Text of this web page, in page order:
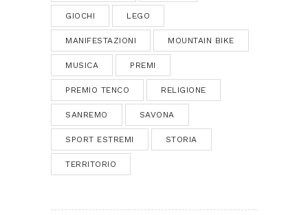
GIOCHI LEGO
MANIFESTAZIONI MOUNTAIN BIKE
MUSICA PREMI
PREMIO TENCO RELIGIONE
SANREMO SAVONA
SPORT ESTREMI STORIA
TERRITORIO